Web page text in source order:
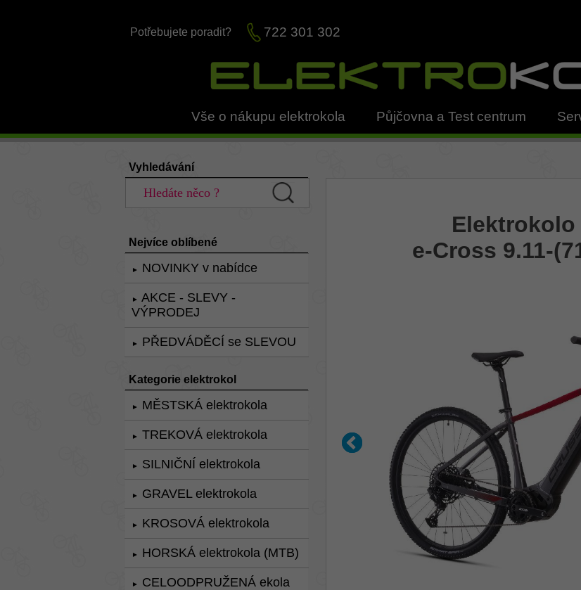
Potřebujete poradit? 722 301 302
Vše o nákupu elektrokola Půjčovna a Test centrum
Vyhledávání
Nejvíce oblíbené
► NOVINKY v nabídce
►
AKCE - SLEVY -
VÝPRODEJ
► PŘEDVÁDĚCÍ se SLEVOU
Kategorie elektrokol
► MĚSTSKÁ elektrokola
► TREKOVÁ elektrokola
► SILNIČNÍ elektrokola
► GRAVEL elektrokola
► KROSOVÁ elektrokola
► HORSKÁ elektrokola (MTB)
► CELOODPRUŽENÁ ekola
Elektrokolo
e-Cross 9.11-